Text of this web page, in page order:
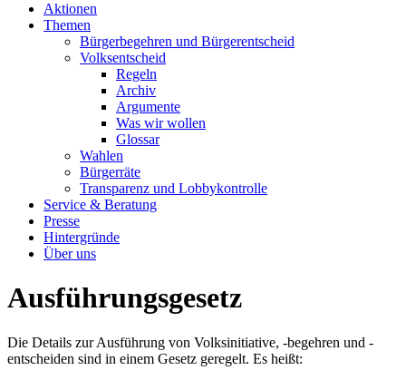
Aktionen
Themen
Bürgerbegehren und Bürgerentscheid
Volksentscheid
Regeln
Archiv
Argumente
Was wir wollen
Glossar
Wahlen
Bürgerräte
Transparenz und Lobbykontrolle
Service & Beratung
Presse
Hintergründe
Über uns
Ausführungsgesetz
Die Details zur Ausführung von Volksinitiative, -begehren und -
entscheiden sind in einem Gesetz geregelt. Es heißt: